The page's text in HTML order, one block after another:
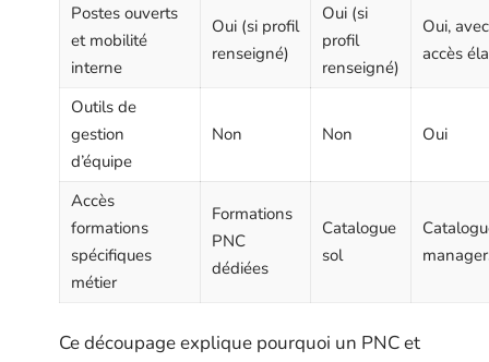
Postes ouverts
et mobilité
interne
Oui (si profil
renseigné)
Oui (si
profil
renseigné)
Oui, avec
accès
Outils de
gestion
d’équipe
Non Non Oui
Accès
formations
spécifiques
métier
Formations
PNC
dédiées
Catalogue
sol
Ce découpage explique pourquoi un PNC et